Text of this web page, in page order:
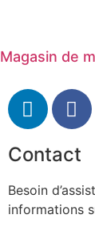
Magasin de
Contact
Besoin
informations